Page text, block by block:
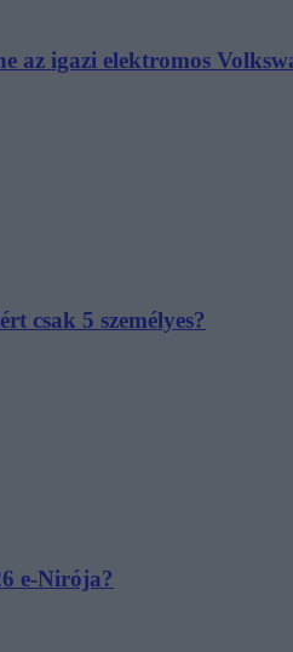
az igazi elektromos
csak 5 személyes?
e-Nirója?